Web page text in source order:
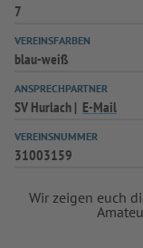
7
VEREINSFARBEN
blau-weiß
ANSPRECHPARTNER
SV Hurlach E-Mail
VEREINSNUMMER
31003159
Wir zeigen euch